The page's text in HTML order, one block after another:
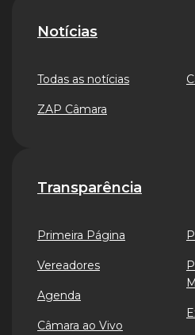
Notícias
Todas as notícias
ZAP Câmara
Transparência
Primeira Página
Vereadores
Agenda
Câmara ao Vivo